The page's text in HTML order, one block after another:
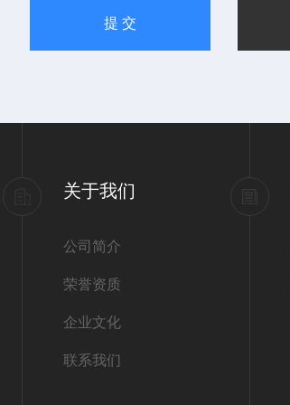
关于我们
公司简介
荣誉资质
企业文化
联系我们